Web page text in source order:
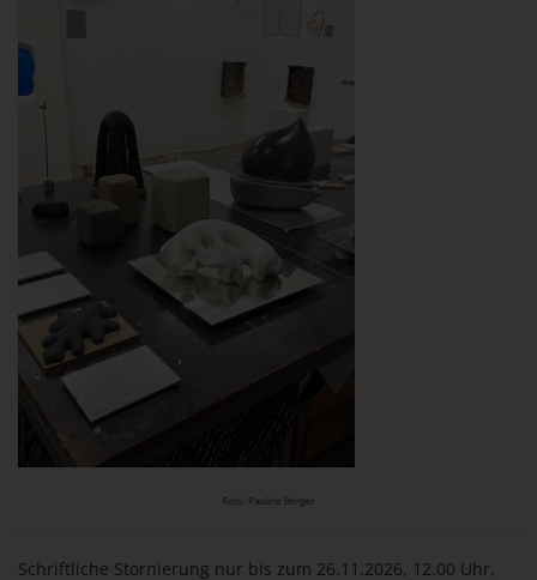
Foto: Pauline Berger
Schriftliche Stornierung nur bis zum 26.11.2026, 12.00 Uhr,